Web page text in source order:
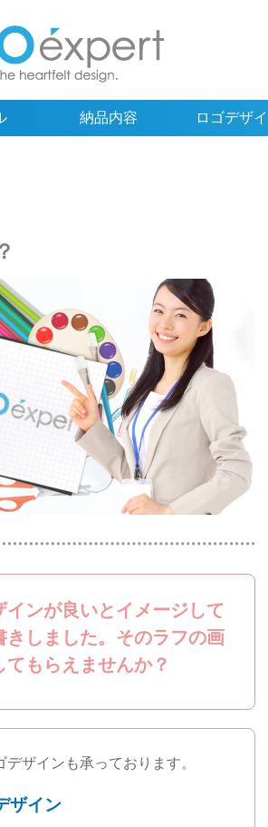
納品内容 ロゴデザ
ンが良いとイメージして
しました。そのラフの画
もらえませんか？
ザインも承っております。
ザイン